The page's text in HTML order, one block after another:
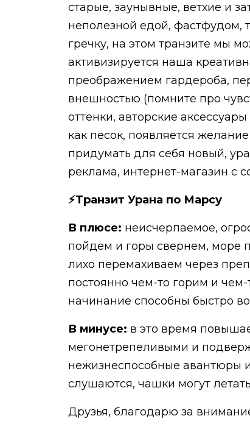
старые, заунывные, ветхие и
неполезной едой, фастфудом,
гречку, на этом транзите мы
активизируется наша
преображением гардероба,
внешностью (помните про
оттенки, авторские
как песок, появляется
придумать для себя новый,
реклама, интернет-магазин с
⚡Транзит Урана по Марсу
В плюсе: неисчерпаемое,
пойдем и горы свернем, море
лихо перемахиваем через
постоянно чем-то горим и
начинание способны быстро
В минусе: в это время
мегонетрепеливыми и
нежизнеспособные авантюры
слушаются, чашки могут
Друзья, благодарю за